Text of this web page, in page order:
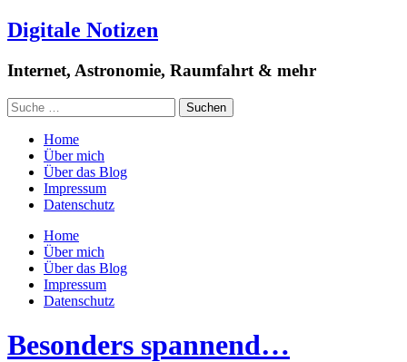
Digitale Notizen
Internet, Astronomie, Raumfahrt & mehr
Home
Über mich
Über das Blog
Impressum
Datenschutz
Home
Über mich
Über das Blog
Impressum
Datenschutz
Besonders spannend…